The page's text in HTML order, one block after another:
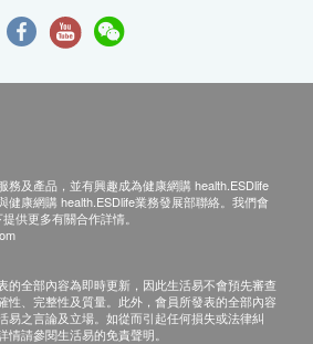
務及產品，並有興趣成為健康網購 health.ESDlife
健康網購 health.ESDlife業務發展部聯絡。我們會
供更多有關合作詳情。
的全部內容為即時更新，因此生活易不會預先審查
性、完整性及質量。此外，會員所發表的全部內容
易之言論及立場。如從而引起任何損失或法律糾
請參閱生活易的免責聲明。